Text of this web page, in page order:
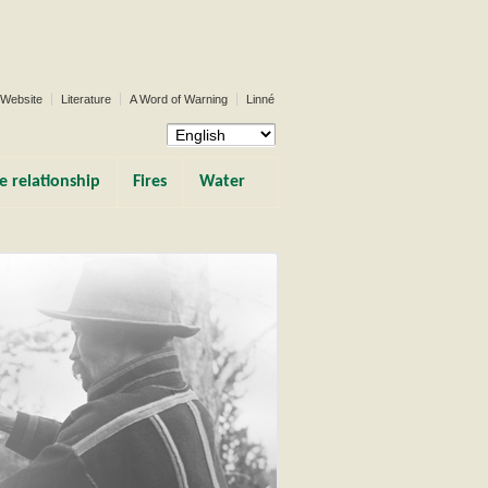
Literature A Word of Warning Linné
relationship Fires Water